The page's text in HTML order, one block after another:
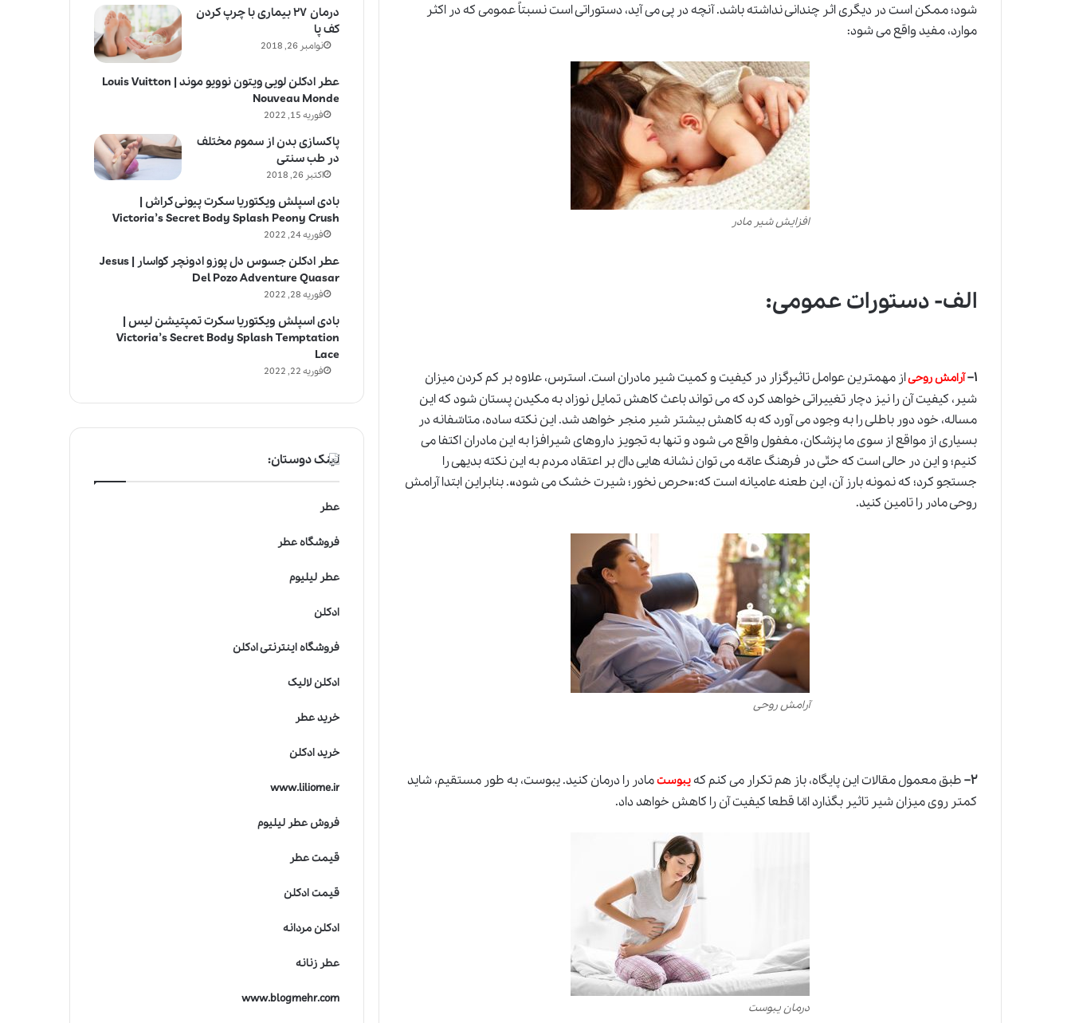
شود؛ ممکن است در دیگری اثر چندانی نداشته باشد. آنچه در پی می آید، دستوراتی است نسبتاً عمومی که در اکثر
موارد، مفید واقع می شود:
افزایش شیر مادر
الف- دستورات عمومی:
۱–آرامش روحیاز مهمترین عوامل تاثیرگزار در کیفیت و کمیت شیر مادران است. استرس، علاوه بر کم کردن میزان
شیر، کیفیت آن را نیز دچار تغییراتی خواهد کرد که می تواند باعث کاهش تمایل نوزاد به مکیدن پستان شود که این
مساله، خود دور باطلی را به وجود می آورد که به کاهش بیشتر شیر منجر خواهد شد. این نکته ساده، متاسّفانه در
بسیاری از مواقع از سوی ما پزشکان، مغفول واقع می شود و تنها به تجویز داروهای شیرافزا به این مادران اکتفا می
کنیم؛ و این در حالی است که حتّی در فرهنگ عامّه می توان نشانه هایی دالّ بر اعتقاد مردم به این نکته بدیهی را
جستجو کرد؛ که نمونه بارز آن، این طعنه عامیانه است که:«حرص نخور؛ شیرت خشک می شود». بنابراین ابتدا آرامش
روحی مادر را تامین کنید.
آرامش روحی
۲–طبق معمول مقالات این پایگاه، باز هم تکرار می کنم که یبوستمادر را درمان کنید. یبوست، به طور مستقیم، شاید
کمتر روی میزان شیر تاثیر بگذارد امّا قطعا کیفیت آن را کاهش خواهد داد.
درمان یبوست
درمان ۲۷ بیماری با چرپ کردن
کف پا
نوامبر 26, 2018
عطر ادکلن لویی ویتون نوویو موند | Louis Vuitton
Nouveau Monde
فوریه 15, 2022
پاکسازی بدن از سموم مختلف
در طب سنتی
اکتبر 26, 2018
بادی اسپلش ویکتوریا سکرت پیونی کراش |
Victoria’s Secret Body Splash Peony Crush
فوریه 24, 2022
عطر ادکلن جسوس دل پوزو ادونچر کواسار | Jesus
Del Pozo Adventure Quasar
فوریه 28, 2022
بادی اسپلش ویکتوریا سکرت تمپتیشن لیس |
Victoria’s Secret Body Splash Temptation
Lace
فوریه 22, 2022
لینک دوستان:
عطر
فروشگاه عطر
عطر لیلیوم
ادکلن
فروشگاه اینترنتی ادکلن
ادکلن لالیک
خرید عطر
خرید ادکلن
www.liliome.ir
فروش عطر لیلیوم
قیمت عطر
قیمت ادکلن
ادکلن مردانه
عطر زنانه
www.blogmehr.com